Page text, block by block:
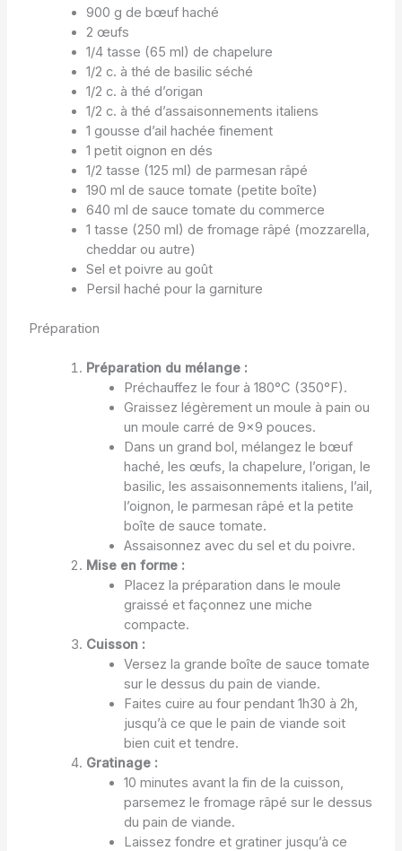
900 g de bœuf haché
2 œufs
1/4 tasse (65 ml) de chapelure
1/2 c. à thé de basilic séché
1/2 c. à thé d’origan
1/2 c. à thé d’assaisonnements italiens
1 gousse d’ail hachée finement
1 petit oignon en dés
1/2 tasse (125 ml) de parmesan râpé
190 ml de sauce tomate (petite boîte)
640 ml de sauce tomate du commerce
1 tasse (250 ml) de fromage râpé (mozzarella,
cheddar ou autre)
Sel et poivre au goût
Persil haché pour la garniture
Préparation
Préparation du mélange :
Préchauffez le four à 180°C (350°F).
Graissez légèrement un moule à pain ou
un moule carré de 9×9 pouces.
Dans un grand bol, mélangez le bœuf
haché, les œufs, la chapelure, l’origan, le
basilic, les assaisonnements italiens, l’ail,
l’oignon, le parmesan râpé et la petite
boîte de sauce tomate.
Assaisonnez avec du sel et du poivre.
Mise en forme :
Placez la préparation dans le moule
graissé et façonnez une miche
compacte.
Cuisson :
Versez la grande boîte de sauce tomate
sur le dessus du pain de viande.
Faites cuire au four pendant 1h30 à 2h,
jusqu’à ce que le pain de viande soit
bien cuit et tendre.
Gratinage :
10 minutes avant la fin de la cuisson,
parsemez le fromage râpé sur le dessus
du pain de viande.
Laissez fondre et gratiner jusqu’à ce